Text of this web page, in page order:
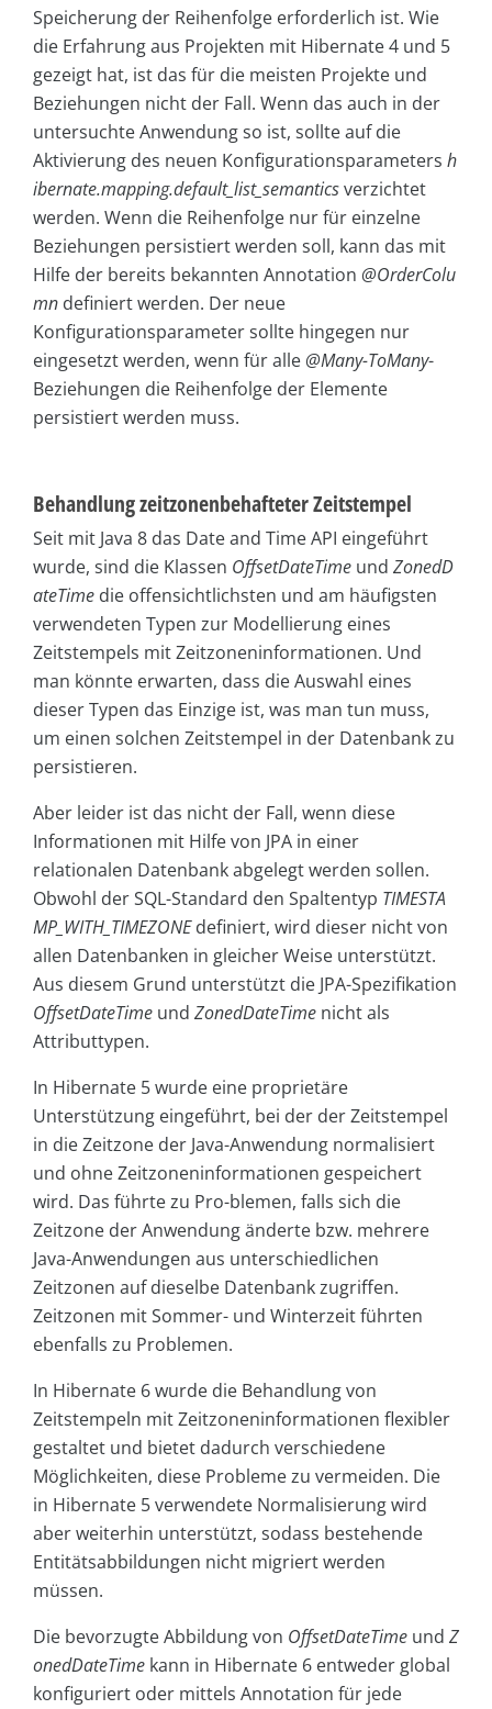
Speicherung der Reihenfolge erforderlich ist. Wie
die Erfahrung aus Projekten mit Hibernate 4 und 5
gezeigt hat, ist das für die meisten Projekte und
Beziehungen nicht der Fall. Wenn das auch in der
untersuchte Anwendung so ist, sollte auf die
Aktivierung des neuen Konfigurationsparameters h
ibernate.mapping.default_list_semanticsverzichtet
werden. Wenn die Reihenfolge nur für einzelne
Beziehungen persistiert werden soll, kann das mit
Hilfe der bereits bekannten Annotation @OrderColu
mn definiert werden. Der neue
Konfigurationsparameter sollte hingegen nur
eingesetzt werden, wenn für alle@Many-ToMany-
Beziehungen die Reihenfolge der Elemente
persistiert werden muss.
Behandlung zeitzonenbehafteter Zeitstempel
Seit mit Java 8 das Date and Time API eingeführt
wurde, sind die Klassen OffsetDateTime und ZonedD
ateTime die offensichtlichsten und am häufigsten
verwendeten Typen zur Modellierung eines
Zeitstempels mit Zeitzoneninformationen. Und
man könnte erwarten, dass die Auswahl eines
dieser Typen das Einzige ist, was man tun muss,
um einen solchen Zeitstempel in der Datenbank zu
persistieren.
Aber leider ist das nicht der Fall, wenn diese
Informationen mit Hilfe von JPA in einer
relationalen Datenbank abgelegt werden sollen.
Obwohl der SQL-Standard den Spaltentyp TIMESTA
MP_WITH_TIMEZONEdefiniert, wird dieser nicht von
allen Datenbanken in gleicher Weise unterstützt.
Aus diesem Grund unterstützt die JPA-Spezifikation
OffsetDateTime und ZonedDateTime nicht als
Attributtypen.
In Hibernate 5 wurde eine proprietäre
Unterstützung eingeführt, bei der der Zeitstempel
in die Zeitzone der Java-Anwendung normalisiert
und ohne Zeitzoneninformationen gespeichert
wird. Das führte zu Pro-blemen, falls sich die
Zeitzone der Anwendung änderte bzw. mehrere
Java-Anwendungen aus unterschiedlichen
Zeitzonen auf dieselbe Datenbank zugriffen.
Zeitzonen mit Sommer- und Winterzeit führten
ebenfalls zu Problemen.
In Hibernate 6 wurde die Behandlung von
Zeitstempeln mit Zeitzoneninformationen flexibler
gestaltet und bietet dadurch verschiedene
Möglichkeiten, diese Probleme zu vermeiden. Die
in Hibernate 5 verwendete Normalisierung wird
aber weiterhin unterstützt, sodass bestehende
Entitätsabbildungen nicht migriert werden
müssen.
Die bevorzugte Abbildung von OffsetDateTime und Z
onedDateTime kann in Hibernate 6 entweder global
konfiguriert oder mittels Annotation für jede